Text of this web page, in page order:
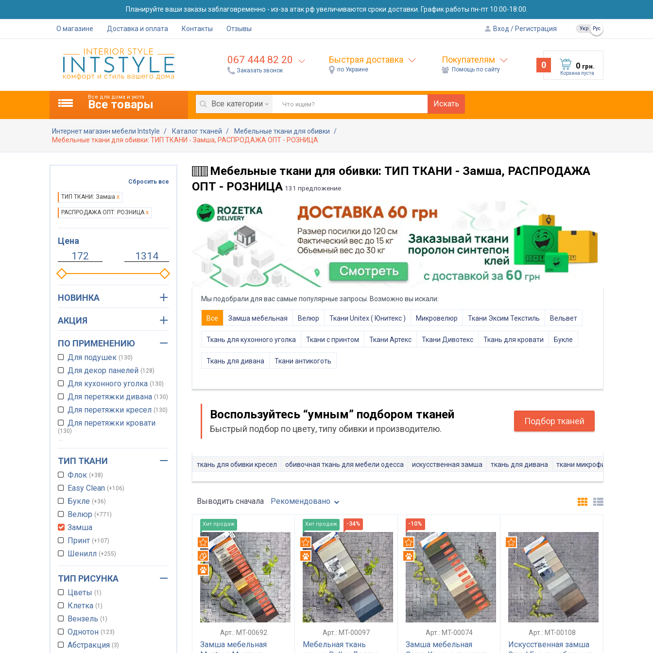
Планируйте ваши заказы заблаговременно - из-за атак рф увеличиваются сроки доставки. График работы пн-пт 10:00-18:00.
О магазине Доставка и оплата Контакты Отзывы Вход Регистрация Укр Рус
067 444 82 20
Заказать звонок
Быстрая доставка
по Украине
Покупателям
Помощь по сайту 0 0 грн.
Корзина пуста
Все для дома и уюта
Все товары Все категории Искать
Интернет магазин мебели Intstyle Каталог тканей
Мебельные ткани для обивки
Мебельные ткани для обивки: ТИП ТКАНИ - Замша, РАСПРОДАЖА ОПТ - РОЗНИЦА
Мебельные ткани для обивки: ТИП ТКАНИ - Замша, РАСПРОДАЖА
ОПТ - РОЗНИЦА 131 предложение
Мы подобрали для вас самые популярные запросы. Возможно вы искали:
Все Замша мебельная Велюр Ткани Unitex ( Юнитекс ) Микровелюр Ткани Эксим Текстиль Вельвет
Ткань для кухонного уголка Ткани с принтом Ткани Артекс Ткани Дивотекс Ткань для кровати Букле
Ткань для дивана Ткани антикоготь
Воспользуйтесь “умным” подбором тканей
Быстрый подбор по цвету, типу обивки и производителю.
Подбор тканей
ткань для обивки кресел обивочная ткань для мебели одесса искусственная замша ткань для дивана ткани микрофибра
Выводить сначала Рекомендовано
Хит продаж
Арт.: MT-00692
Замша мебельная
Рекомендуем
Вотерпруф
Антикоготь
Хит продаж -34%
Арт.: MT-00097
Мебельная ткань
Рекомендуем
Антикоготь
-10%
Арт.: MT-00074
Замша мебельная
Рекомендуем
Антикоготь
Арт.: MT-00108
Искусственная замша
Рекомендуем
Сбросить все
ТИП ТКАНИ: Замша x
РАСПРОДАЖА ОПТ: РОЗНИЦАx
Цена
НОВИНКА
АКЦИЯ
ПО ПРИМЕНЕНИЮ
Для подушек 130
Для декор панелей 128
Для кухонного уголка 130
Для перетяжки дивана 130
Для перетяжки кресел 130
Для перетяжки кровати
130
Ткань для мебельных
чехлов 131
ТИП ТКАНИ
Флок +38
Easy Clean +106
Букле +36
Велюр +771
Замша
Принт +107
Шенилл +255
Гобелен +4
Жаккард +224
Рогожка
Вязанная
Плетеная +14
Вотерпруф +158
Антикоготь +827
ТИП РИСУНКА
Цветы 1
Клетка 1
Вензель 1
Однотон 123
Абстракция 3